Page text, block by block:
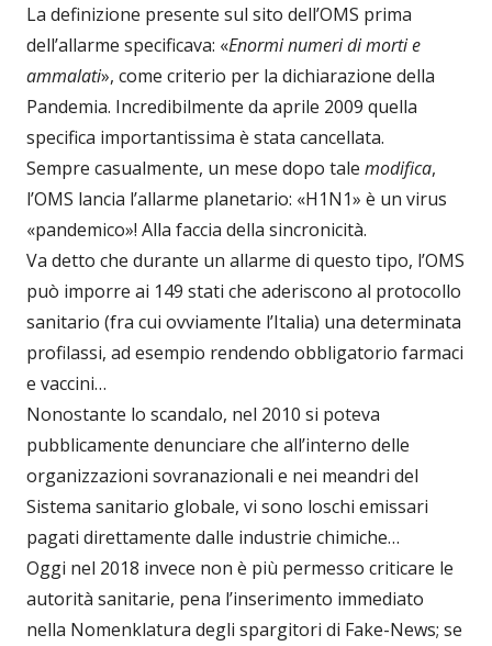
La definizione presente sul sito dell’OMS prima
dell’allarme specificava: «Enormi numeri di morti e
ammalati», come criterio per la dichiarazione della
Pandemia. Incredibilmente da aprile 2009 quella
specifica importantissima è stata cancellata.
Sempre casualmente, un mese dopo tale modifica,
l’OMS lancia l’allarme planetario: «H1N1» è un virus
«pandemico»! Alla faccia della sincronicità.
Va detto che durante un allarme di questo tipo, l’OMS
può imporre ai 149 stati che aderiscono al protocollo
sanitario (fra cui ovviamente l’Italia) una determinata
profilassi, ad esempio rendendo obbligatorio farmaci
e vaccini…
Nonostante lo scandalo, nel 2010 si poteva
pubblicamente denunciare che all’interno delle
organizzazioni sovranazionali e nei meandri del
Sistema sanitario globale, vi sono loschi emissari
pagati direttamente dalle industrie chimiche…
Oggi nel 2018 invece non è più permesso criticare le
autorità sanitarie, pena l’inserimento immediato
nella Nomenklatura degli spargitori di Fake-News; se